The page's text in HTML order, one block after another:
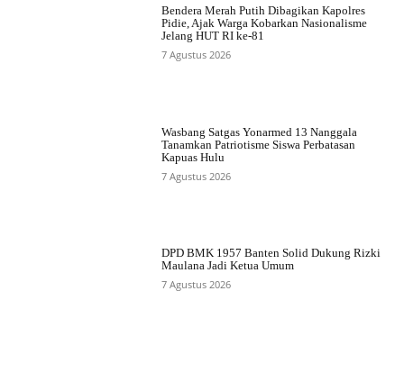
Bendera Merah Putih Dibagikan Kapolres
Pidie, Ajak Warga Kobarkan Nasionalisme
Jelang HUT RI ke-81
7 Agustus 2026
Wasbang Satgas Yonarmed 13 Nanggala
Tanamkan Patriotisme Siswa Perbatasan
Kapuas Hulu
7 Agustus 2026
DPD BMK 1957 Banten Solid Dukung Rizki
Maulana Jadi Ketua Umum
7 Agustus 2026